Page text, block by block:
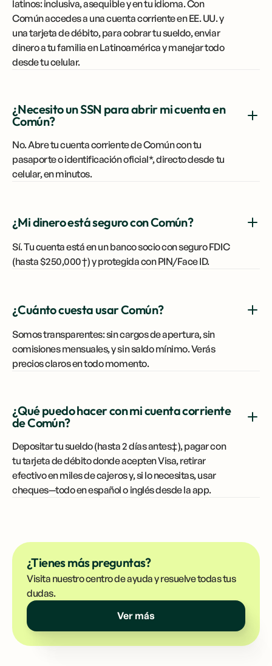
latinos: inclusiva, asequible y en tu idioma. Con
Común accedes a una cuenta corriente en EE. UU. y
una tarjeta de débito, para cobrar tu sueldo, enviar
dinero a tu familia en Latinoamérica y manejar todo
desde tu celular.
¿Necesito un SSN para abrir mi cuenta en
Común?
No. Abre tu cuenta corriente de Común con tu
pasaporte o identificación oficial*, directo desde tu
celular, en minutos.
¿Mi dinero está seguro con Común?
Sí. Tu cuenta está en un banco socio con seguro FDIC
(hasta $250,000†) y protegida con PIN/Face ID.
¿Cuánto cuesta usar Común?
Somos transparentes: sin cargos de apertura, sin
comisiones mensuales, y sin saldo mínimo. Verás
precios claros en todo momento.
¿Qué puedo hacer con mi cuenta corriente
de Común?
Depositar tu sueldo (hasta 2 días antes‡), pagar con
tu tarjeta de débito donde acepten Visa, retirar
efectivo en miles de cajeros y, si lo necesitas, usar
cheques—todo en español o inglés desde la app.
¿Tienes más preguntas?
Visita nuestro centro de ayuda y resuelve todas tus
dudas.
Ver más